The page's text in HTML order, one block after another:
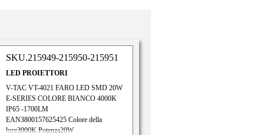
SKU.215949-215950-215951
LED PROIETTORI
V-TAC VT-4021 FARO LED SMD 20W
E-SERIES COLORE BIANCO 4000K
IP65 -1700LM
EAN3800157625425 Colore della
luce3000K Potenza20W